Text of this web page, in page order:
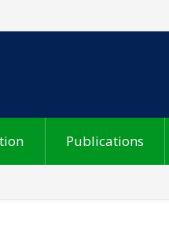
Publications